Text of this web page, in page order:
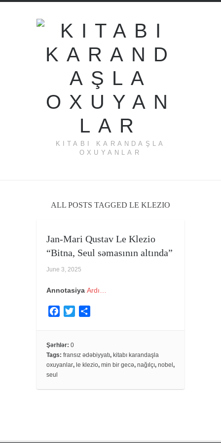
KITABI KARANDAŞLA
OXUYANLAR
ALL POSTS TAGGED LE KLEZIO
Jan-Mari Qustav Le Klezio
“Bitna, Seul səmasının altında”
June 3, 2025
Annotasiya Ardı…
e
b
o
k
t
e
e
Şərhlər: 0
Tags: fransız ədəbiyyatı, kitabı karandaşla
oxuyanlar, le klezio, min bir gecə, nağılçı, nobel ,
seul